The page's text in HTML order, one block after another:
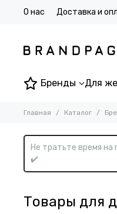
О нас Доставка и
Бренды Для
Главная Каталог
Не тратьте время на
✔️
Товары для